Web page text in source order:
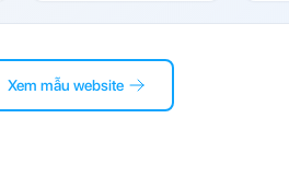
Xem mẫu website